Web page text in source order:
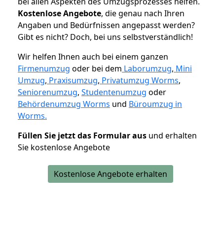
Kostenlose Angebote, die genau nach Ihren
Angaben und Bedürfnissen angepasst werden?
Gibt es nicht? Doch, bei uns selbstverständlich!
Wir helfen Ihnen auch bei einem ganzen
Firmenumzug oder bei dem Laborumzug, Mini
Umzug, Praxisumzug, Privatumzug Worms,
Seniorenumzug, Studentenumzug oder
Behördenumzug Worms und Büroumzug in
Worms.
Füllen Sie jetzt das Formular aus und erhalten
Sie kostenlose Angebote
Kostenlose Angebote erhalten